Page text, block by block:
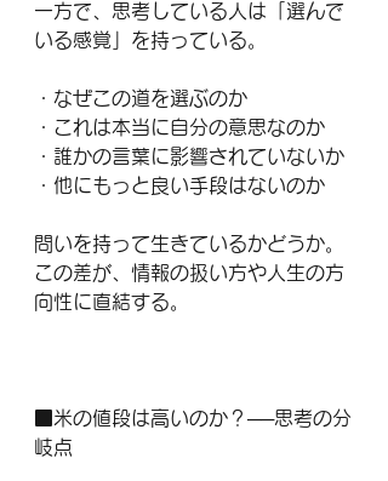
一方で、思考している人は「選んで
いる感覚」を持っている。
・なぜこの道を選ぶのか
・これは本当に自分の意思なのか
・誰かの言葉に影響されていないか
・他にもっと良い手段はないのか
問いを持って生きているかどうか。
この差が、情報の扱い方や人生の方
向性に直結する。
■米の値段は高いのか？──思考の分
岐点